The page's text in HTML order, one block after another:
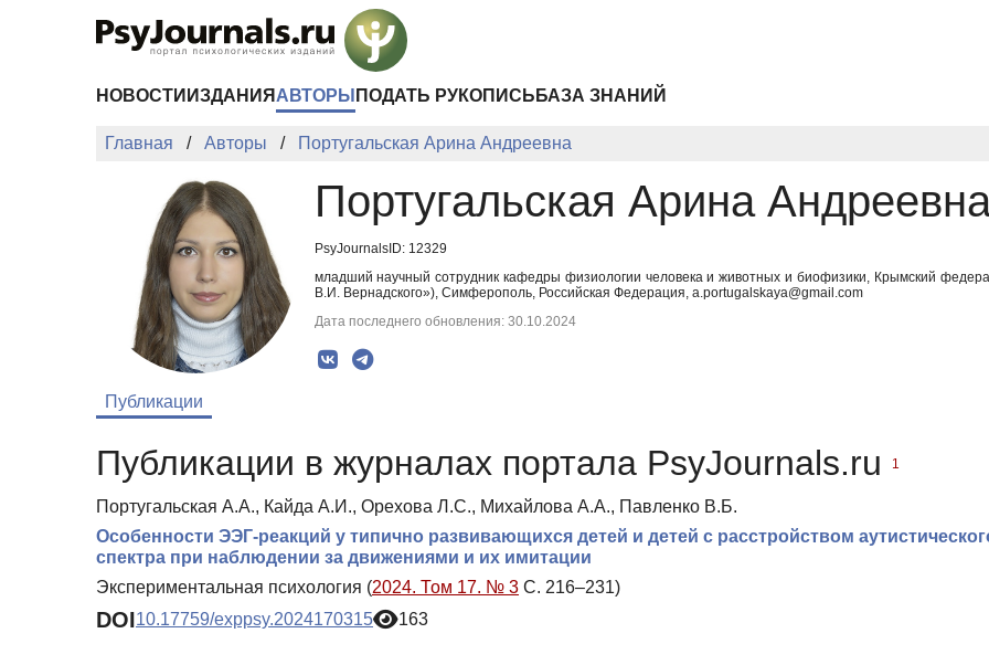
НОВОСТИ ИЗДАНИЯ АВТОРЫ ПОДАТЬ РУКОПИСЬ БАЗА ЗНАНИЙ
Главная Авторы Португальская Арина Андреевна
Португальская Арина
PsyJournalsID: 12329
младший научный сотрудник кафедры физиологии человека и животных и биофизики, Крымский
В.И. Вернадского»), Симферополь, Российская Федерация, a.portugalskaya@gmail.com
Дата последнего обновления: 30.10.2024
Публикации
Публикации в журналах портала PsyJournals.ru 1
Португальская А.А., Кайда А.И., Орехова Л.С., Михайлова А.А., Павленко В.Б.
Особенности ЭЭГ-реакций у типично развивающихся детей и детей с расстройством
спектра при наблюдении за движениями и их имитации
Экспериментальная психология (2024. Том 17. № 3 С. 216–231)
DOI10.17759/exppsy.2024170315 163